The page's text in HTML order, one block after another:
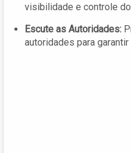
visibilidade e controle
Escute as Autoridades:
autoridades para